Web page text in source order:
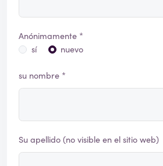
Anónimamente *
sí
nuevo
su nombre *
Su apellido (no visible en el sitio web)